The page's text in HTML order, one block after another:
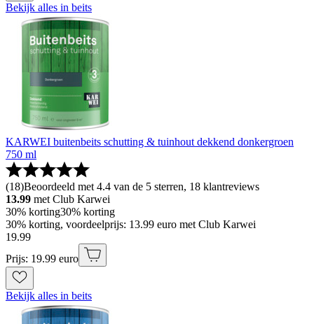
Bekijk alles in beits
KARWEI buitenbeits schutting & tuinhout dekkend donkergroen
750 ml
(18)Beoordeeld met 4.4 van de 5 sterren, 18 klantreviews
13.99 met Club Karwei
30% korting30% korting
30% korting, voordeelprijs: 13.99 euro met Club Karwei
19.99
Prijs: 19.99 euro
Bekijk alles in beits